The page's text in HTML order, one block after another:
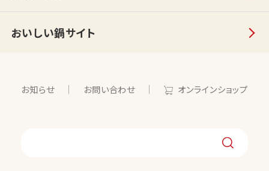
おいしい鍋サイト
お知らせ お問い合わせ オンラインショップ